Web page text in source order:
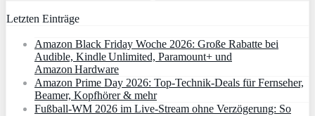
Letzten Einträge
Amazon Black Friday Woche 2026: Große Rabatte bei
Audible, Kindle Unlimited, Paramount+ und
Amazon Hardware
Amazon Prime Day 2026: Top-Technik-Deals für Fernseher,
Beamer, Kopfhörer & mehr
Fußball-WM 2026 im Live-Stream ohne Verzögerung: So